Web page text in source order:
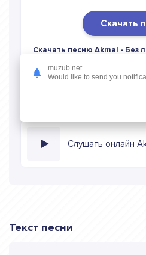
Скачать
Скачать песню Akmal - Без
режиме
Слушать онлайн
Текст песни
muzub.net
Would like to send you